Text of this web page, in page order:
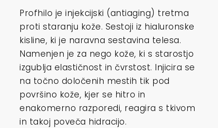
Profhilo je injekcijski (antiaging) tretma
proti staranju kože. Sestoji iz hialuronske
kisline, ki je naravna sestavina telesa.
Namenjen je za nego kože, ki s starostjo
izgublja elastičnost in čvrstost. Injicira se
na točno določenih mestih tik pod
površino kože, kjer se hitro in
enakomerno razporedi, reagira s tkivom
in takoj poveča hidracijo.